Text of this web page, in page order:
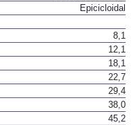
Epicicloidal
8,1
12,1
18,1
22,7
29,4
38,0
45,2